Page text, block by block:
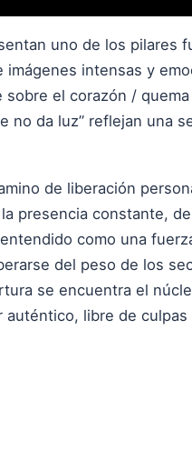
uno de los pilares
intensas y
el corazón /
da luz” reflejan una
de liberación
presencia constante,
como una
del peso de los
se encuentra el
libre de culpas